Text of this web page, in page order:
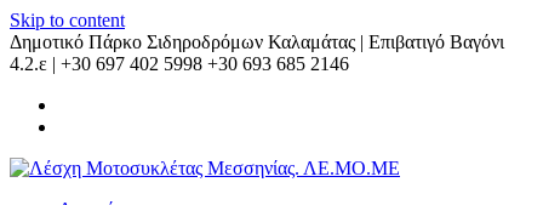
Skip to content
Δημοτικό Πάρκο Σιδηροδρόμων Καλαμάτας | Επιβατιγό Βαγόνι
4.2.ε | +30 697 402 5998 +30 693 685 2146